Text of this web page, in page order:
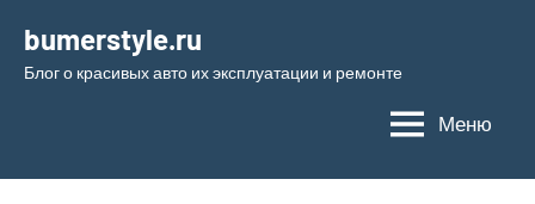
содержимому
bumerstyle.ru
Блог о красивых авто их эксплуатации и ремонте
Меню